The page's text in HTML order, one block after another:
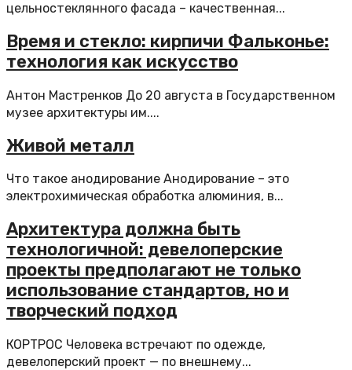
цельностеклянного фасада – качественная...
Время и стекло: кирпичи Фальконье:
технология как искусство
Антон Мастренков До 20 августа в Государственном
музее архитектуры им....
Живой металл
Что такое анодирование Анодирование – это
электрохимическая обработка алюминия, в...
Архитектура должна быть
технологичной: девелоперские
проекты предполагают не только
использование стандартов, но и
творческий подход
КОРТРОС Человека встречают по одежде,
девелоперский проект — по внешнему...